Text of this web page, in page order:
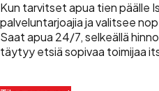
Kun tarvitset apua tien päälle
palveluntarjoajia ja valitsee
Saat apua 24/7, selkeällä
täytyy etsiä sopivaa toimijaa